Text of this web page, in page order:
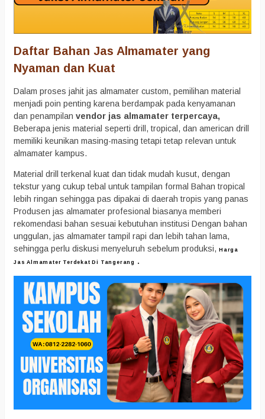
Daftar Bahan Jas Almamater yang
Nyaman dan Kuat
Dalam proses jahit jas almamater custom, pemilihan material
menjadi poin penting karena berdampak pada kenyamanan
dan penampilan vendor jas almamater terpercaya,
Beberapa jenis material seperti drill, tropical, dan american drill
memiliki keunikan masing-masing tetapi tetap relevan untuk
almamater kampus.
Material drill terkenal kuat dan tidak mudah kusut, dengan
tekstur yang cukup tebal untuk tampilan formal Bahan tropical
lebih ringan sehingga pas dipakai di daerah tropis yang panas
Produsen jas almamater profesional biasanya memberi
rekomendasi bahan sesuai kebutuhan institusi Dengan bahan
unggulan, jas almamater tampil rapi dan lebih tahan lama,
sehingga perlu diskusi menyeluruh sebelum produksi, Harga
Jas Almamater Terdekat Di Tangerang .